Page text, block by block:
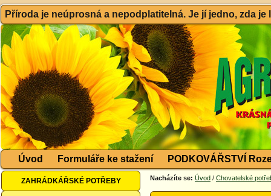
Příroda je neúprosná a nepodplatitelná. Je jí jedno, zda
Úvod Formuláře ke stažení PODKOVÁŘSTVÍ
ZAHRÁDKÁŘSKÉ POTŘEBY Nacházíte se: Úvod / Chovatelské